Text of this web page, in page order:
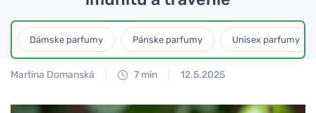
Dámske parfumy Pánske parfumy Unisex parfumy
Martina Domanská 7 min 12.5.2025